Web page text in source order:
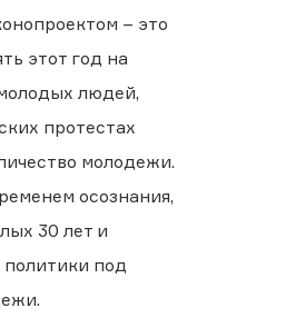
– это
этот год на
людей,
протестах
молодежи.
осознания,
30 лет и
под